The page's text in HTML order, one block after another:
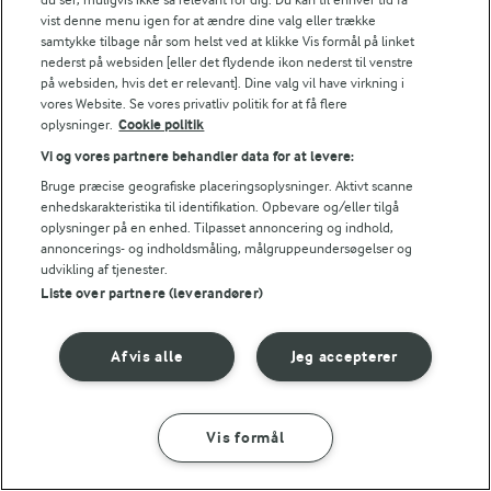
Palmekål
Paneer
Papaya
Mere (25)
Mere køkkenviden
Pandekagetoppings du kan prøve derhjemme
Pastaretter til sommerens lyse aftener - 10 nemme opskrifter
Pasteurisering
Perfekt pizza derhjemme – med det rette udstyr
Mere (4)
vist denne menu igen for at ændre dine valg eller trække
samtykke tilbage når som helst ved at klikke Vis formål på linket
nederst på websiden [eller det flydende ikon nederst til venstre
på websiden, hvis det er relevant]. Dine valg vil have virkning i
vores Website. Se vores privatliv politik for at få flere
oplysninger. Cookie politik
Vi og vores partnere behandler data for at levere:
Bruge præcise geografiske placeringsoplysninger. Aktivt scanne
enhedskarakteristika til identifikation. Opbevare og/eller tilgå
oplysninger på en enhed. Tilpasset annoncering og indhold,
annoncerings- og indholdsmåling, målgruppeundersøgelser og
udvikling af tjenester.
Liste over partnere (leverandører)
Jeg accepterer
Afvis alle
Vis formål